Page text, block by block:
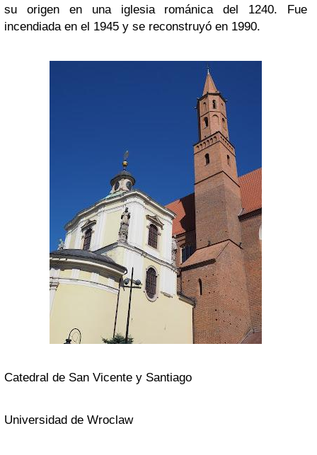
su origen en una iglesia románica del 1240. Fue
incendiada en el 1945 y se reconstruyó en 1990.
Catedral de San Vicente y Santiago
Universidad de Wroclaw